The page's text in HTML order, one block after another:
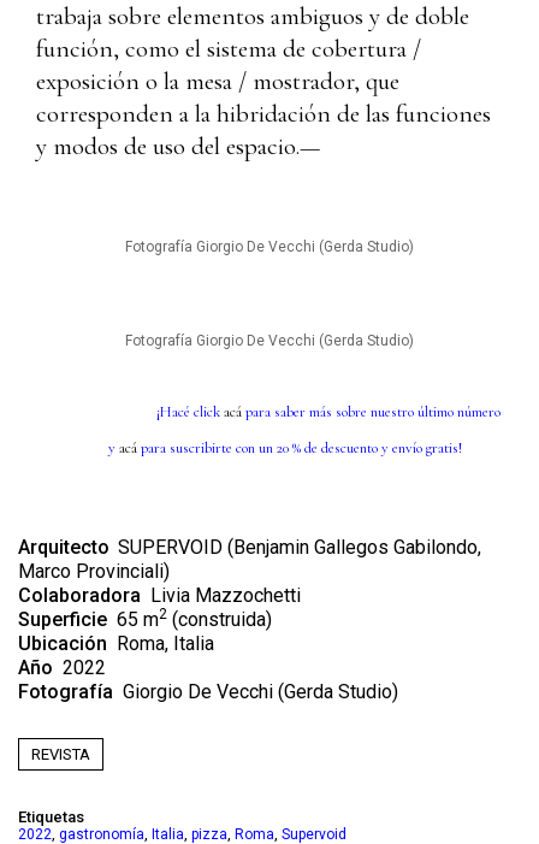
trabaja sobre elementos ambiguos y de doble
función, como el sistema de cobertura /
exposición o la mesa / mostrador, que
corresponden a la hibridación de las funciones
y modos de uso del espacio.—
Fotografía Giorgio De Vecchi (Gerda Studio)
Fotografía Giorgio De Vecchi (Gerda Studio)
¡Hacé clickacápara saber más sobre nuestro último número
yacápara suscribirte con un 20 % de descuento y envío gratis!
Arquitecto SUPERVOID (Benjamin Gallegos Gabilondo,
Marco Provinciali)
Colaboradora Livia Mazzochetti
Superficie 65 m2 (construida)
Ubicación Roma, Italia
Año 2022
Fotografía Giorgio De Vecchi (Gerda Studio)
REVISTA
Etiquetas
2022, gastronomía, Italia, pizza, Roma, Supervoid